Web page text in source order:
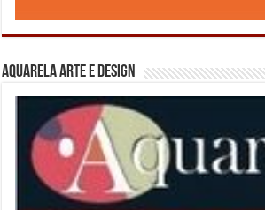
Aquarela Arte e Design